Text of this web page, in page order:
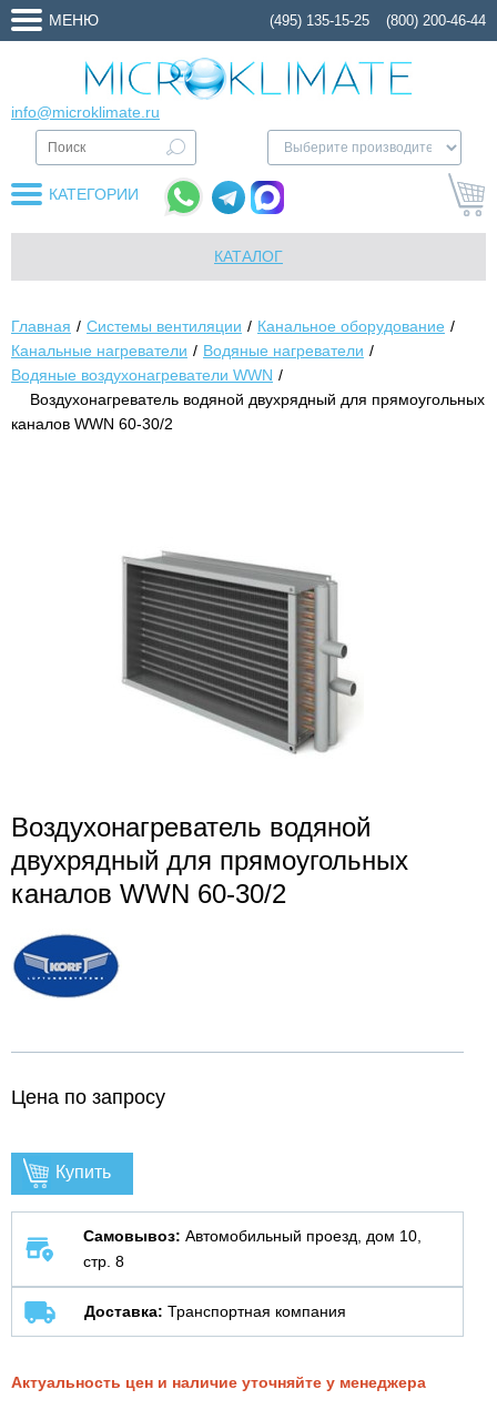
МЕНЮ (495) 135-15-25 (800) 200-46-44
info@microklimate.ru
КАТЕГОРИИ
КАТАЛОГ
Главная Системы вентиляции
Канальное оборудование
Канальные нагреватели
Водяные нагреватели
Водяные воздухонагреватели WWN
Воздухонагреватель водяной двухрядный для прямоугольных
каналов WWN 60-30/2
Воздухонагреватель водяной
двухрядный для прямоугольных
каналов WWN 60-30/2
Цена по запросу
Купить
Самовывоз: Автомобильный проезд, дом 10,
стр. 8
Доставка: Транспортная компания
Актуальность цен и наличие уточняйте у менеджера